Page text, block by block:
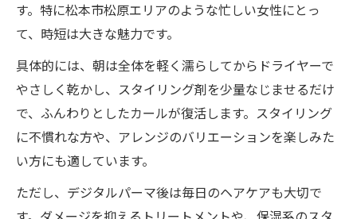
方法
カールの持続力を高めるデジタルパーマの
コツ
デジタルパーマはどれくらい持つのか徹底
解説
毎日スタイリングが楽になる持続パーマ活
用術
持ちの良さで選ばれるデジタルパーマの理
由
す。特に松本市松原エリアのような忙しい女性にとっ
て、時短は大きな魅力です。
具体的には、朝は全体を軽く濡らしてからドライヤーで
やさしく乾かし、スタイリング剤を少量なじませるだけ
で、ふんわりとしたカールが復活します。スタイリング
に不慣れな方や、アレンジのバリエーションを楽しみた
い方にも適しています。
ただし、デジタルパーマ後は毎日のヘアケアも大切で